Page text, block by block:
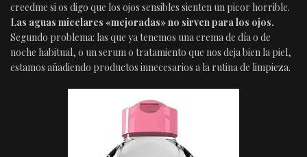
creedme si os digo que los ojos sensibles sienten un picor horrible.
Las aguas micelares «mejoradas» no sirven para los ojos.
Segundo problema: las que ya tenemos una crema de día o de
noche habitual, o un serum o tratamiento que nos deja bien la piel,
estamos añadiendo productos innecesarios a la rutina de limpieza.